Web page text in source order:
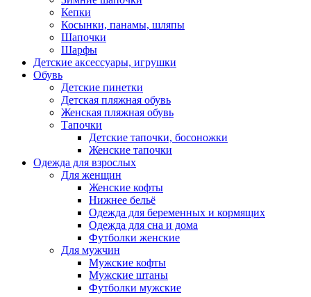
Кепки
Косынки, панамы, шляпы
Шапочки
Шарфы
Детские аксессуары, игрушки
Обувь
Детские пинетки
Детская пляжная обувь
Женская пляжная обувь
Тапочки
Детские тапочки, босоножки
Женские тапочки
Одежда для взрослых
Для женщин
Женские кофты
Нижнее бельё
Одежда для беременных и кормящих
Одежда для сна и дома
Футболки женские
Для мужчин
Мужские кофты
Мужские штаны
Футболки мужские